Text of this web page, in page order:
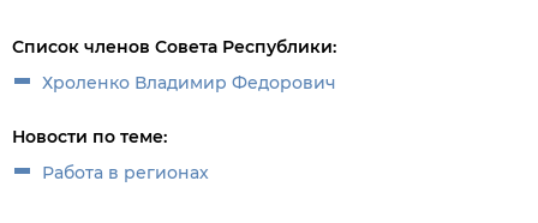
Список членов Совета Республики:
Хроленко Владимир Федорович
Новости по теме:
Работа в регионах